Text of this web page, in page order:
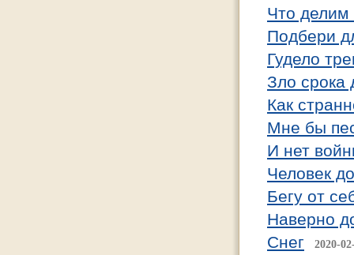
Что
Подбери
Гудело
Зло срока
Как
Мне бы
И нет
Человек
Бегу от
Наверно
Снег
2020-